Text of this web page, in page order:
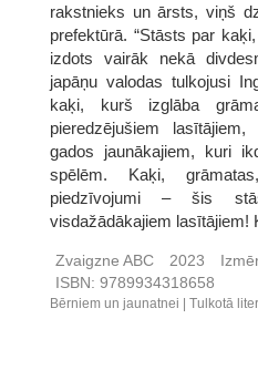
rakstnieks un ārsts, viņš
prefektūrā. “Stāsts par
izdots vairāk nekā
japāņu valodas tulkojusi
kaķi, kurš izglāba
pieredzējušiem
gados jaunākajiem, kuri
spēlēm. Kaķi,
piedzīvojumi – šis
visdažādākajiem lasītājiem!
Zvaigzne ABC 2023
ISBN: 9789934318658
Bērniem un jaunatnei Tulkotā